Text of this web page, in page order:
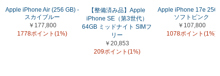
Apple iPhone Air (256 GB) -
スカイブルー
￥177,800
1778ポイント(1%)
【整備済み品】Apple
iPhone SE（第3世代）
64GB ミッドナイト SIMフ
リー
￥20,853
209ポイント(1%)
Apple iPhone 17e
ソフトピンク
￥107,800
1078ポイント(1%)